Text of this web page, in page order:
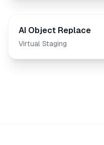
AI Object Replace
Virtual Staging